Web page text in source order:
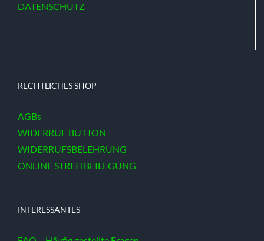
DATENSCHUTZ
RECHTLICHES SHOP
AGBs
WIDERRUF BUTTON
WIDERRUFSBELEHRUNG
ONLINE STREITBEILEGUNG
INTERESSANTES